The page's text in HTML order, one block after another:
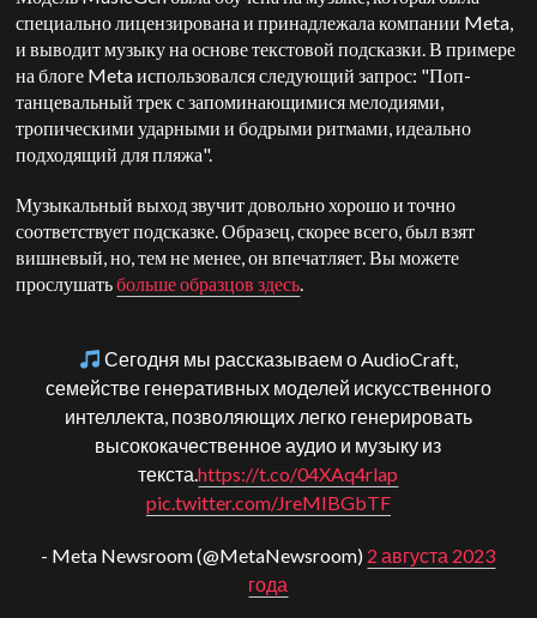
специально лицензирована и принадлежала компании Meta,
и выводит музыку на основе текстовой подсказки. В примере
на блоге Meta использовался следующий запрос: "Поп-
танцевальный трек с запоминающимися мелодиями,
тропическими ударными и бодрыми ритмами, идеально
подходящий для пляжа".
Музыкальный выход звучит довольно хорошо и точно
соответствует подсказке. Образец, скорее всего, был взят
вишневый, но, тем не менее, он впечатляет. Вы можете
прослушатьбольше образцов здесь.
Сегодня мы рассказываем о AudioCraft,
семействе генеративных моделей искусственного
интеллекта, позволяющих легко генерировать
высококачественное аудио и музыку из
текста.https://t.co/04XAq4rlap
pic.twitter.com/JreMIBGbTF
- Meta Newsroom (@MetaNewsroom) 2 августа 2023
года